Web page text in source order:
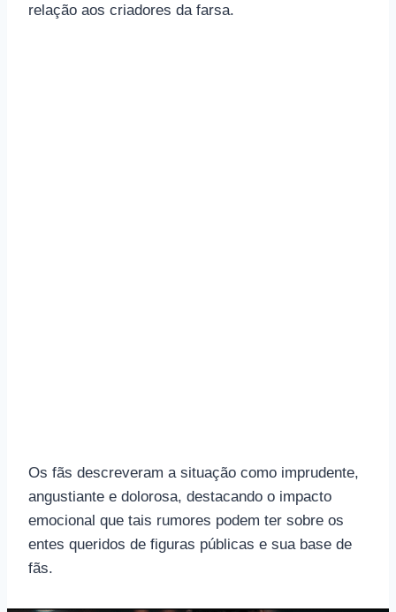
relação aos criadores da farsa.
Os fãs descreveram a situação como imprudente,
angustiante e dolorosa, destacando o impacto
emocional que tais rumores podem ter sobre os
entes queridos de figuras públicas e sua base de
fãs.